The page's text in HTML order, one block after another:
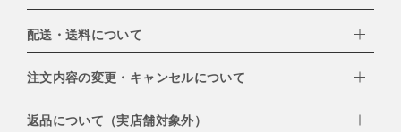
下記お支払い方法よりお選びいただけます。
・クレジットカード（VISA,mastercard,JCB,AMERICAN
EXPRESS,Diners Club）
・PayPay
配送・送料について
配達業者：日本郵便
北海道：1,400円
注文内容の変更・キャンセルについて
ご注文日当日から翌日のAM9:00までにご連絡頂いた場合はキャン
返品について（実店舗対象外）